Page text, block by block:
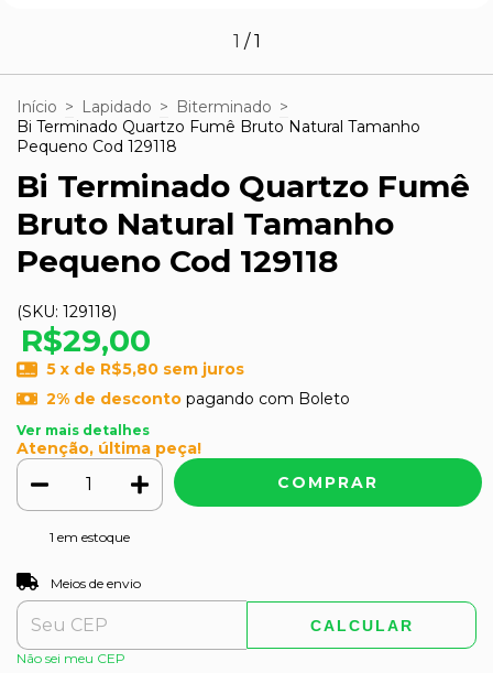
1 /1
Início > Lapidado > Biterminado >
Bi Terminado Quartzo Fumê Bruto Natural Tamanho
Pequeno Cod 129118
Bi Terminado Quartzo Fumê
Bruto Natural Tamanho
Pequeno Cod 129118
(SKU: 129118)
R$29,00
5 x de R$5,80 sem juros
2% de descontopagando com Boleto
Ver mais detalhes
Atenção, última peça!
1 em estoque
Entregas para o CEP:
Meios de envio
CALCULAR
Não sei meu CEP